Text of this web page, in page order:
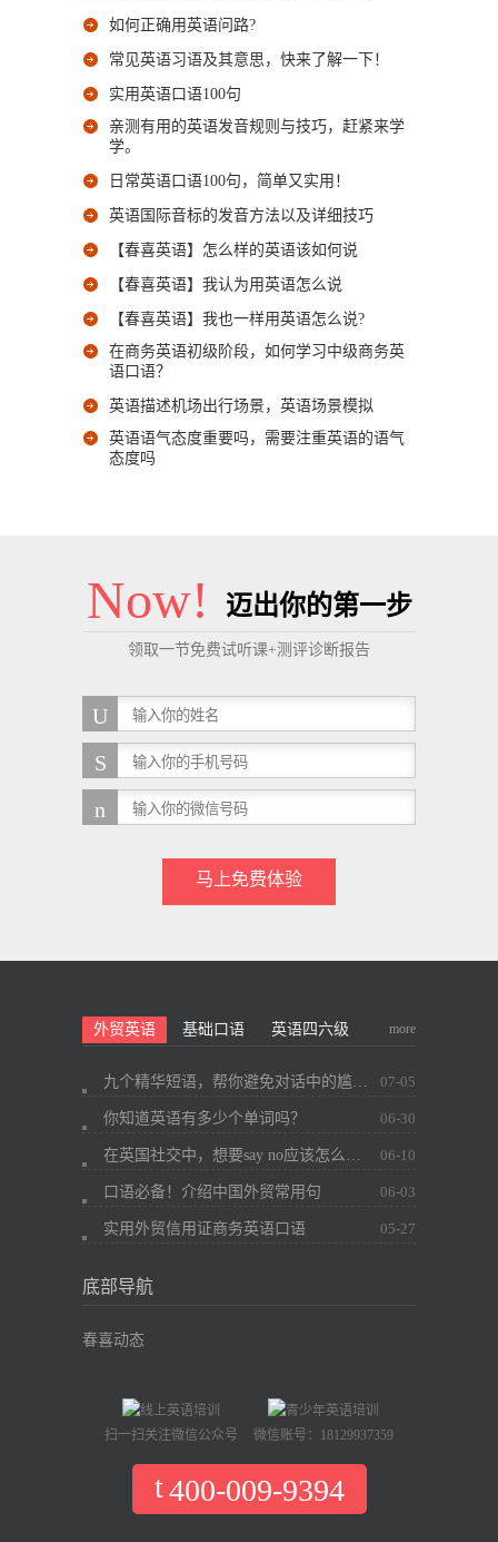
如何正确用英语问路?
常见英语习语及其意思，快来了解一下！
实用英语口语100句
亲测有用的英语发音规则与技巧，赶紧来学
学。
日常英语口语100句，简单又实用！
英语国际音标的发音方法以及详细技巧
【春喜英语】怎么样的英语该如何说
【春喜英语】我认为用英语怎么说
【春喜英语】我也一样用英语怎么说?
在商务英语初级阶段，如何学习中级商务英
语口语？
英语描述机场出行场景，英语场景模拟
英语语气态度重要吗，需要注重英语的语气
态度吗
Now! 迈出你的第一步
领取一节免费试听课+测评诊断报告
马上免费体验
外贸英语 基础口语 英语四六级 more
九个精华短语，帮你避免对话中的尴尬~ 07-05
你知道英语有多少个单词吗？ 06-30
在英国社交中，想要say no应该怎么办？ 06-10
口语必备！介绍中国外贸常用句 06-03
实用外贸信用证商务英语口语 05-27
底部导航
春喜动态
扫一扫关注微信公众号 微信账号：18129937359
400-009-9394